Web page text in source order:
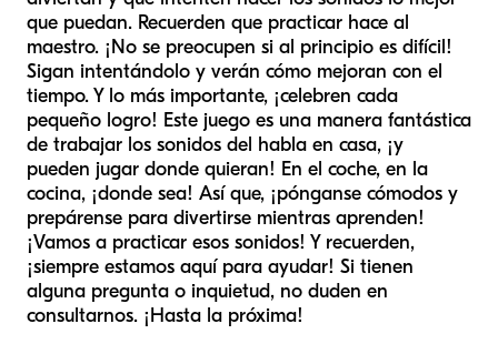
que puedan. Recuerden que practicar hace al
maestro. ¡No se preocupen si al principio es difícil!
Sigan intentándolo y verán cómo mejoran con el
tiempo. Y lo más importante, ¡celebren cada
pequeño logro! Este juego es una manera fantástica
de trabajar los sonidos del habla en casa, ¡y
pueden jugar donde quieran! En el coche, en la
cocina, ¡donde sea! Así que, ¡pónganse cómodos y
prepárense para divertirse mientras aprenden!
¡Vamos a practicar esos sonidos! Y recuerden,
¡siempre estamos aquí para ayudar! Si tienen
alguna pregunta o inquietud, no duden en
consultarnos. ¡Hasta la próxima!